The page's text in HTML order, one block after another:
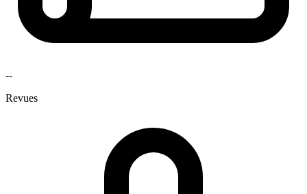
--
Revues